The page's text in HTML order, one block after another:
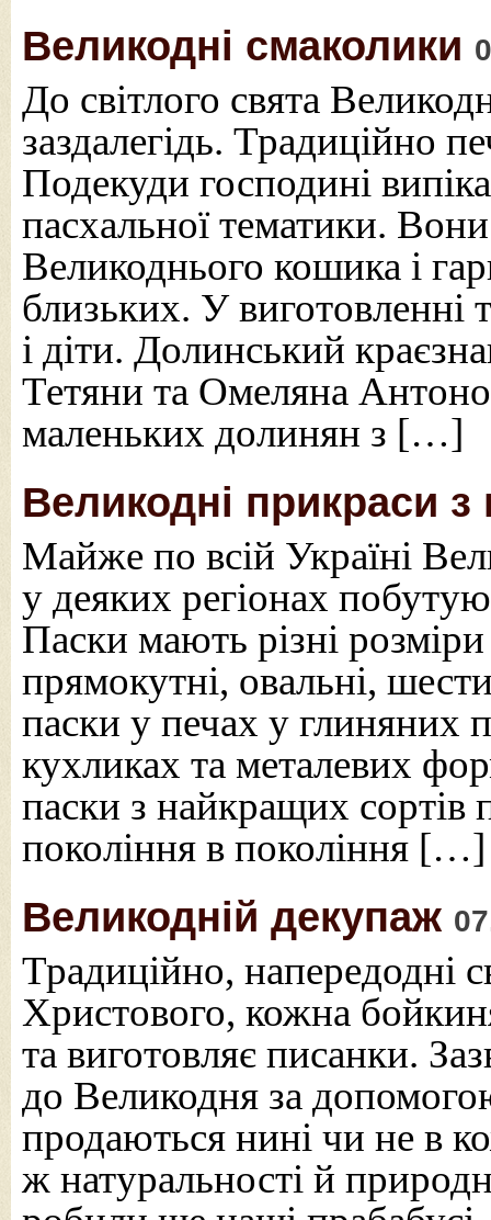
Великодні смаколики
До світлого свята
заздалегідь. Традиційно
Подекуди господині
пасхальної тематики.
Великоднього кошика і
близьких. У виготовленні
і діти. Долинський
Тетяни та Омеляна
маленьких долинян з […]
Великодні прикраси з
Майже по всій Україні
у деяких регіонах
Паски мають різні
прямокутні, овальні,
паски у печах у глиняних
кухликах та металевих
паски з найкращих
покоління в покоління […]
Великодній декупаж
Традиційно, напередодні
Христового, кожна
та виготовляє писанки.
до Великодня за
продаються нині чи не в
ж натуральності й